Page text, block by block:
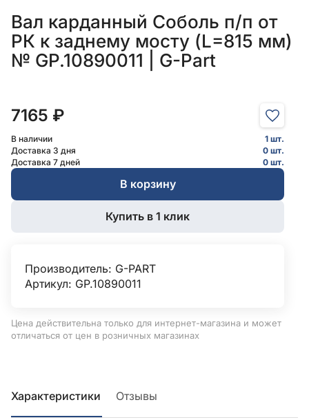
Вал карданный Соболь п/п от
РК к заднему мосту (L=815 мм)
№ GP.10890011 | G-Part
7165 ₽
В наличии
1 шт.
Доставка 3 дня
0 шт.
Доставка 7 дней
0 шт.
В корзину
Купить в 1 клик
Производитель: G-PART
Артикул: GP.10890011
Цена действительна только для интернет-магазина и может
отличаться от цен в розничных магазинах
Характеристики Отзывы